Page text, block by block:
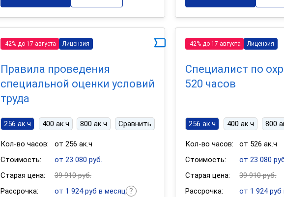
-42% до 17 августа Лицензия
Правила проведения
специальной оценки условий
труда
256 ак.ч 400 ак.ч 800 ак.ч Сравнить
Кол-во часов:
от 256 ак.ч
Стоимость:
от 23 080 руб.
Старая цена:
39 910 руб.
Рассрочка:
от 1 924 руб в месяц
-42% до 17 августа Лицензия
Специалист по
520 часов
256 ак.ч 400 ак.ч 800
Кол-во часов:
от 526 ак.ч
Стоимость:
от 23 080
Старая цена:
39 910 руб.
Рассрочка:
от 1 924